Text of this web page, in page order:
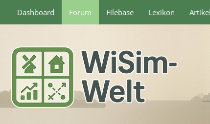
Dashboard Forum Filebase Lexikon Artikel